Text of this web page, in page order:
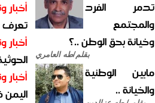
تدمر الفرد
والمجتمع
وخيانة بحق الوطن ..؟
بقلم/طه العامري
مابين الوطنية
والخيانة ..
أخبار
تعرف
أخبار
أخبار